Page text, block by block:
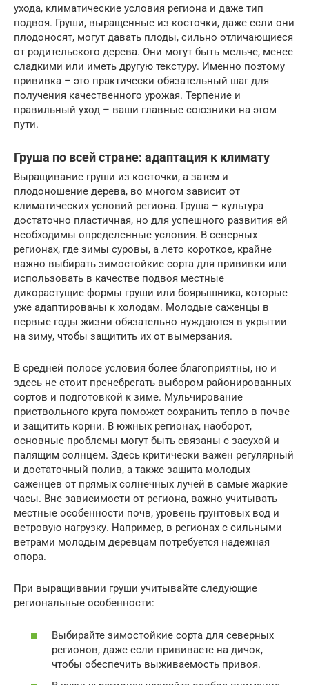
ухода, климатические условия региона и даже тип
подвоя. Груши, выращенные из косточки, даже если они
плодоносят, могут давать плоды, сильно отличающиеся
от родительского дерева. Они могут быть мельче, менее
сладкими или иметь другую текстуру. Именно поэтому
прививка – это практически обязательный шаг для
получения качественного урожая. Терпение и
правильный уход – ваши главные союзники на этом
пути.
Груша по всей стране: адаптация к климату
Выращивание груши из косточки, а затем и
плодоношение дерева, во многом зависит от
климатических условий региона. Груша – культура
достаточно пластичная, но для успешного развития ей
необходимы определенные условия. В северных
регионах, где зимы суровы, а лето короткое, крайне
важно выбирать зимостойкие сорта для прививки или
использовать в качестве подвоя местные
дикорастущие формы груши или боярышника, которые
уже адаптированы к холодам. Молодые саженцы в
первые годы жизни обязательно нуждаются в укрытии
на зиму, чтобы защитить их от вымерзания.
В средней полосе условия более благоприятны, но и
здесь не стоит пренебрегать выбором районированных
сортов и подготовкой к зиме. Мульчирование
приствольного круга поможет сохранить тепло в почве
и защитить корни. В южных регионах, наоборот,
основные проблемы могут быть связаны с засухой и
палящим солнцем. Здесь критически важен регулярный
и достаточный полив, а также защита молодых
саженцев от прямых солнечных лучей в самые жаркие
часы. Вне зависимости от региона, важно учитывать
местные особенности почв, уровень грунтовых вод и
ветровую нагрузку. Например, в регионах с сильными
ветрами молодым деревцам потребуется надежная
опора.
При выращивании груши учитывайте следующие
региональные особенности:
Выбирайте зимостойкие сорта для северных
регионов, даже если прививаете на дичок,
чтобы обеспечить выживаемость привоя.